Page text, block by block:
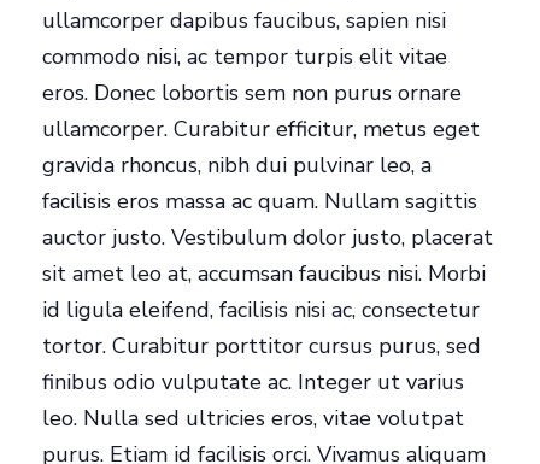
ullamcorper dapibus faucibus, sapien nisi
commodo nisi, ac tempor turpis elit vitae
eros. Donec lobortis sem non purus ornare
ullamcorper. Curabitur efficitur, metus eget
gravida rhoncus, nibh dui pulvinar leo, a
facilisis eros massa ac quam. Nullam sagittis
auctor justo. Vestibulum dolor justo, placerat
sit amet leo at, accumsan faucibus nisi. Morbi
id ligula eleifend, facilisis nisi ac, consectetur
tortor. Curabitur porttitor cursus purus, sed
finibus odio vulputate ac. Integer ut varius
leo. Nulla sed ultricies eros, vitae volutpat
purus. Etiam id facilisis orci. Vivamus aliquam